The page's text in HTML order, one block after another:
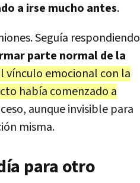
a irse mucho antes.
Seguía respondiendo
parte normal de la
vínculo emocional con la
había comenzado a
aunque invisible para
misma.
para otro